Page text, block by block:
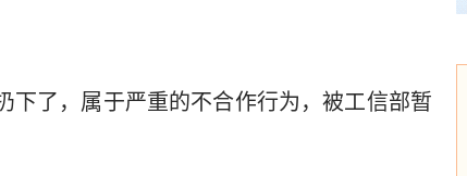
下了，属于严重的不合作行为，被工信部暂